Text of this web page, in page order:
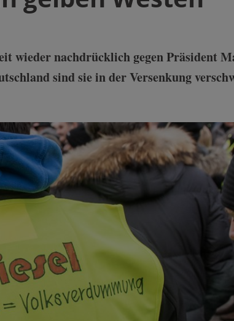
wieder nachdrücklich gegen Präsident
sind sie in der Versenkung